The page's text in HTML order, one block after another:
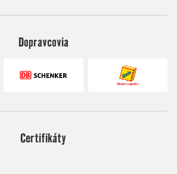
Dopravcovia
Certifikáty